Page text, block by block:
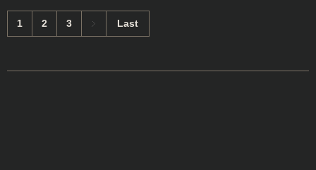
1 2 3 Last